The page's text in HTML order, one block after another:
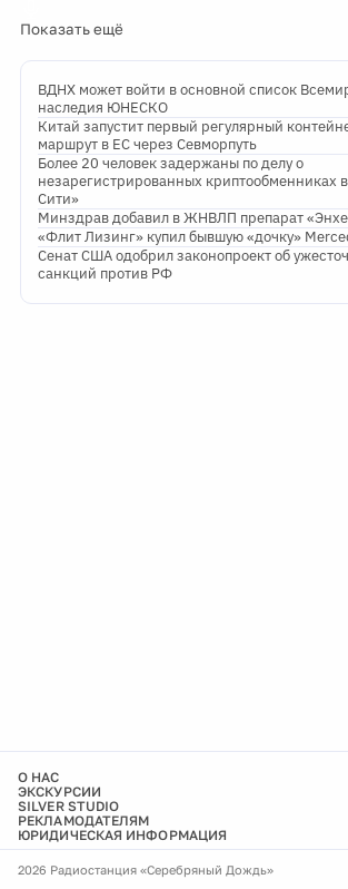
Показать ещё
ВДНХ может войти в основной список
наследия ЮНЕСКО
Китай запустит первый регулярный
маршрут в ЕС через Севморпуть
Более 20 человек задержаны по делу о
незарегистрированных криптообменниках
Сити»
Минздрав добавил в ЖНВЛП препарат
«Флит Лизинг» купил бывшую «дочку»
Сенат США одобрил законопроект об
санкций против РФ
О НАС
ЭКСКУРСИИ
SILVER STUDIO
РЕКЛАМОДАТЕЛЯМ
ЮРИДИЧЕСКАЯ ИНФОРМАЦИЯ
2026 Радиостанция «Серебряный Дождь»